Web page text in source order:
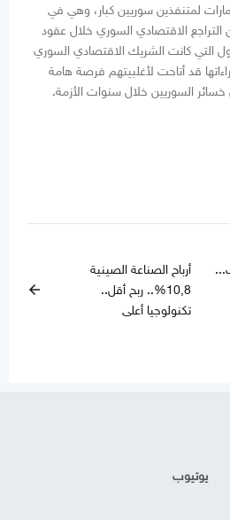
لمتنفذين سوريين كبار، وهي في
الاقتصادي السوري خلال عقود
كانت الشريك الاقتصادي السوري
قد أتاحت لأغلبيتهم فرصة هامة
السوريين خلال سنوات الأزمة.
أرباح الصناعة الصينية
10,8%.. ربح أقل..
تكنولوجيا أعلى
arrow_back
يوتيوب